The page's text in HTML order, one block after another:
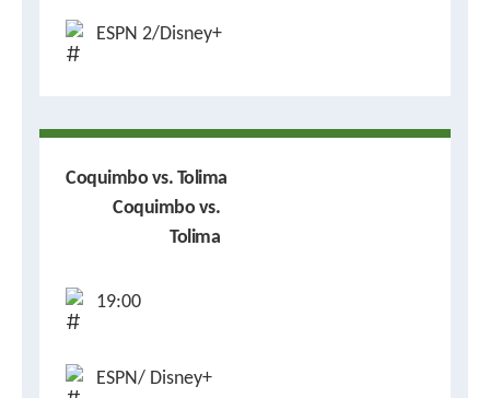
ESPN 2/Disney+
Coquimbo vs. Tolima
Coquimbo vs.
Tolima
19:00
ESPN/ Disney+